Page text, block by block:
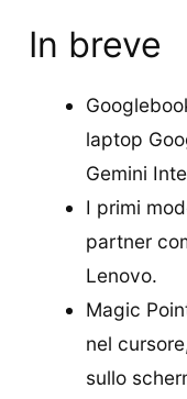
In breve
laptop
Gemini
I primi
partner
Lenovo.
Magic
nel
sullo